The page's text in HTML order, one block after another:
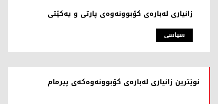
سیاسی
زانیاری لەبارەی کۆبوونەوەی پارتی و یەکێتی
نوێترین زانیاری لەبارەی کۆبوونەوەکەی پیرمام